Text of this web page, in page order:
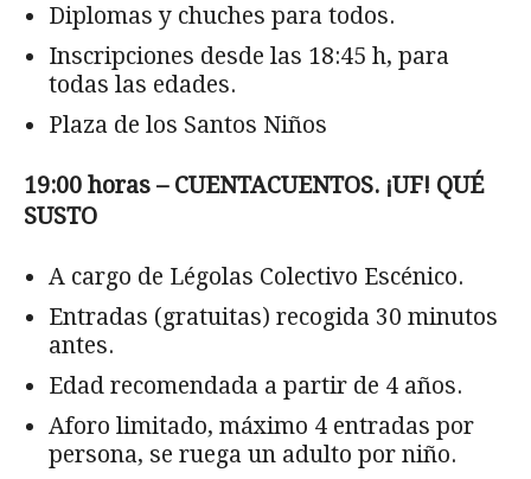
Diplomas y chuches para todos.
Inscripciones desde las 18:45 h, para
todas las edades.
Plaza de los Santos Niños
19:00 horas – CUENTACUENTOS. ¡UF! QUÉ
SUSTO
A cargo de Légolas Colectivo Escénico.
Entradas (gratuitas) recogida 30 minutos
antes.
Edad recomendada a partir de 4 años.
Aforo limitado, máximo 4 entradas por
persona, se ruega un adulto por niño.